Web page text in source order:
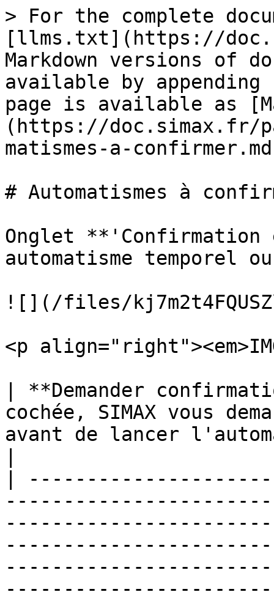
> For the complete
[llms.txt](https://
Markdown versions of
available by
page is available as
(https://doc.simax.fr/
matismes-a-
# Automatismes à
Onglet **'Confirmation
automatisme temporel
![](/files/
<p
| **Demander
cochée, SIMAX vous
avant de lancer
|